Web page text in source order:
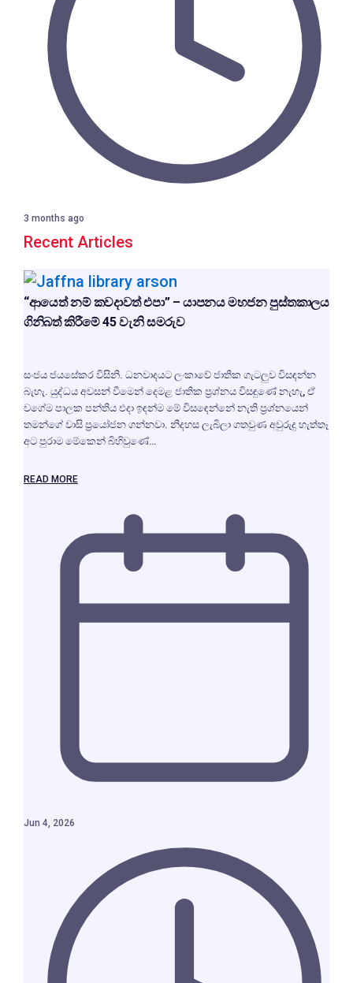
3 months ago
Recent Articles
“ආයෙත් නම් කවදාවත් එපා” – යාපනය මහජන පුස්තකාලය
ගිනිබත් කිරීමේ 45 වැනි සමරුව
සංජය ජයසේකර විසිනි. ධනවාදයට ලංකාවේ ජාතික ගැටලුව විසඳන්න
බැහැ. යුද්ධය අවසන් වීමෙන් දෙමළ ජාතික ප්‍රශ්නය විසඳුණේ නැහැ, ඒ
වගේම පාලක පන්තිය එදා ඉඳන්ම මේ විසඳෙන්නේ නැති ප්‍රශ්නයෙන්
තමන්ගේ වාසි ප්‍රයෝජන ගන්නවා. නිදහස ලැබිලා ගතවුණ අවුරුදු හැත්තෑ
අට පුරාම මේකෙන් බිහිවුණේ…
READ MORE
Jun 4, 2026